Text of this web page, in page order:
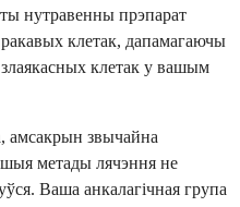
нутравенны прэпарат
клетак, дапамагаючы
клетак у вашым
амсакрын звычайна
метады лячэння не
Ваша анкалагічная група